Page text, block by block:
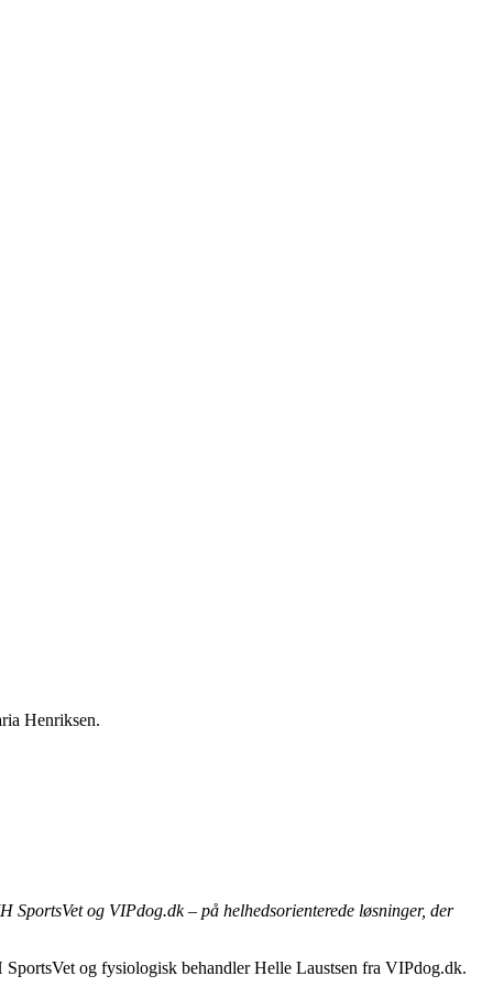
og VIPdog.dk – på helhedsorienterede løsninger, der
og fysiologisk behandler Helle Laustsen fra VIPdog.dk.